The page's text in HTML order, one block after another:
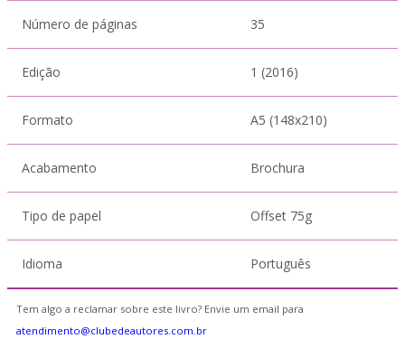
Número de páginas 35
Edição 1 (2016)
Formato A5 (148x210)
Acabamento Brochura
Tipo de papel Offset 75g
Idioma Português
Tem algo a reclamar sobre este livro? Envie um email para
atendimento@clubedeautores.com.br